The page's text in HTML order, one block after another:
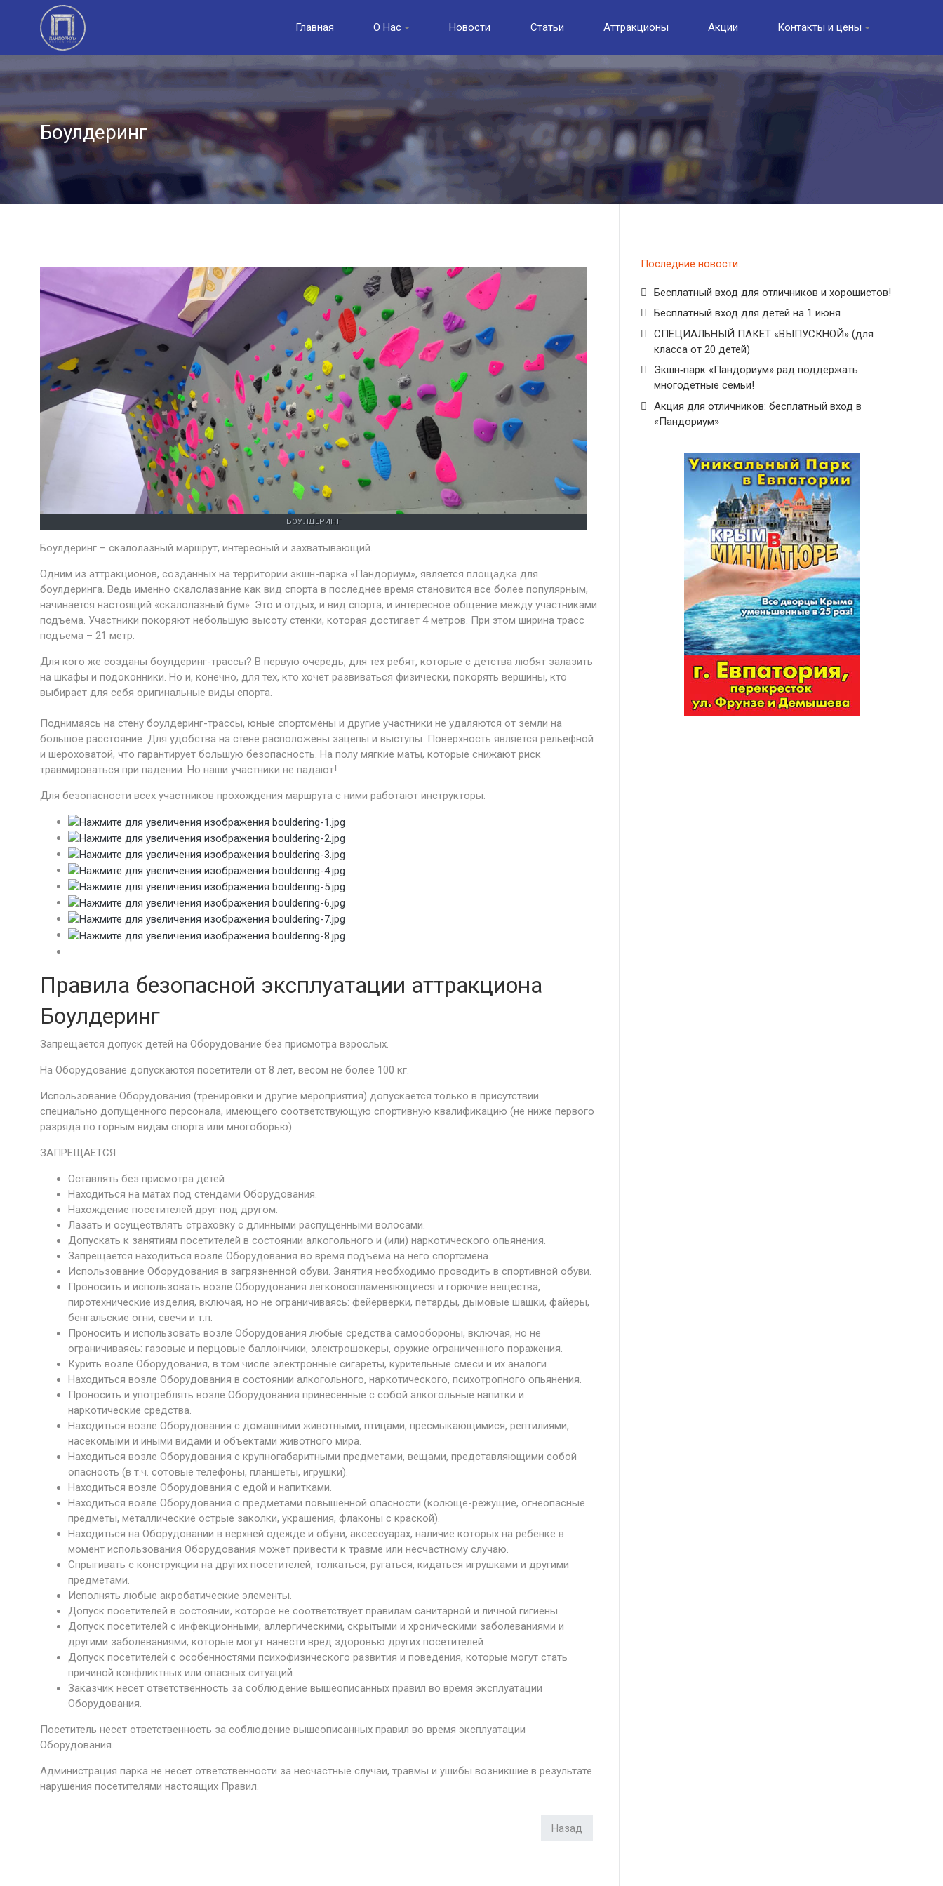
Главная О Нас Новости Статьи Аттракционы Акции Контакты и цены
Боулдеринг
БОУЛДЕРИНГ
Боулдеринг – скалолазный маршрут, интересный и захватывающий.
Одним из аттракционов, созданных на территории экшн-парка «Пандориум», является площадка для
боулдеринга. Ведь именно скалолазание как вид спорта в последнее время становится все более популярным,
начинается настоящий «скалолазный бум». Это и отдых, и вид спорта, и интересное общение между участниками
подъема. Участники покоряют небольшую высоту стенки, которая достигает 4 метров. При этом ширина трасс
подъема – 21 метр.
Для кого же созданы боулдеринг-трассы? В первую очередь, для тех ребят, которые с детства любят залазить
на шкафы и подоконники. Но и, конечно, для тех, кто хочет развиваться физически, покорять вершины, кто
выбирает для себя оригинальные виды спорта.
Поднимаясь на стену боулдеринг-трассы, юные спортсмены и другие участники не удаляются от земли на
большое расстояние. Для удобства на стене расположены зацепы и выступы. Поверхность является рельефной
и шероховатой, что гарантирует большую безопасность. На полу мягкие маты, которые снижают риск
травмироваться при падении. Но наши участники не падают!
Для безопасности всех участников прохождения маршрута с ними работают инструкторы.
Правила безопасной эксплуатации аттракциона
Боулдеринг
Запрещается допуск детей на Оборудование без присмотра взрослых.
На Оборудование допускаются посетители от 8 лет, весом не более 100 кг.
Использование Оборудования (тренировки и другие мероприятия) допускается только в присутствии
специально допущенного персонала, имеющего соответствующую спортивную квалификацию (не ниже первого
разряда по горным видам спорта или многоборью).
ЗАПРЕЩАЕТСЯ
Оставлять без присмотра детей.
Находиться на матах под стендами Оборудования.
Нахождение посетителей друг под другом.
Лазать и осуществлять страховку с длинными распущенными волосами.
Допускать к занятиям посетителей в состоянии алкогольного и (или) наркотического опьянения.
Запрещается находиться возле Оборудования во время подъёма на него спортсмена.
Использование Оборудования в загрязненной обуви. Занятия необходимо проводить в спортивной обуви.
Проносить и использовать возле Оборудования легковоспламеняющиеся и горючие вещества,
пиротехнические изделия, включая, но не ограничиваясь: фейерверки, петарды, дымовые шашки, файеры,
бенгальские огни, свечи и т.п.
Проносить и использовать возле Оборудования любые средства самообороны, включая, но не
ограничиваясь: газовые и перцовые баллончики, электрошокеры, оружие ограниченного поражения.
Курить возле Оборудования, в том числе электронные сигареты, курительные смеси и их аналоги.
Находиться возле Оборудования в состоянии алкогольного, наркотического, психотропного опьянения.
Проносить и употреблять возле Оборудования принесенные с собой алкогольные напитки и
наркотические средства.
Находиться возле Оборудования с домашними животными, птицами, пресмыкающимися, рептилиями,
насекомыми и иными видами и объектами животного мира.
Находиться возле Оборудования с крупногабаритными предметами, вещами, представляющими собой
опасность (в т.ч. сотовые телефоны, планшеты, игрушки).
Находиться возле Оборудования с едой и напитками.
Находиться возле Оборудования с предметами повышенной опасности (колюще-режущие, огнеопасные
предметы, металлические острые заколки, украшения, флаконы с краской).
Находиться на Оборудовании в верхней одежде и обуви, аксессуарах, наличие которых на ребенке в
момент использования Оборудования может привести к травме или несчастному случаю.
Спрыгивать с конструкции на других посетителей, толкаться, ругаться, кидаться игрушками и другими
предметами.
Исполнять любые акробатические элементы.
Допуск посетителей в состоянии, которое не соответствует правилам санитарной и личной гигиены.
Допуск посетителей с инфекционными, аллергическими, скрытыми и хроническими заболеваниями и
другими заболеваниями, которые могут нанести вред здоровью других посетителей.
Допуск посетителей с особенностями психофизического развития и поведения, которые могут стать
причиной конфликтных или опасных ситуаций.
Заказчик несет ответственность за соблюдение вышеописанных правил во время эксплуатации
Оборудования.
Посетитель несет ответственность за соблюдение вышеописанных правил во время эксплуатации
Оборудования.
Администрация парка не несет ответственности за несчастные случаи, травмы и ушибы возникшие в результате
нарушения посетителями настоящих Правил.
Назад
Последние новости
Бесплатный вход для отличников и хорошистов!
Бесплатный вход для детей на 1 июня
СПЕЦИАЛЬНЫЙ ПАКЕТ «ВЫПУСКНОЙ» (для
класса от 20 детей)
Экшн‑парк «Пандориум» рад поддержать
многодетные семьи!
Акция для отличников: бесплатный вход в
«Пандориум»